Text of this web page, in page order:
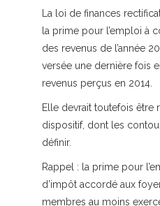
La loi de finances
la prime pour l’emploi à
des revenus de l’année
versée une dernière fois
revenus perçus en 2014.
Elle devrait toutefois être
dispositif, dont les
définir.
Rappel : la prime pour
d’impôt accordé aux
membres au moins